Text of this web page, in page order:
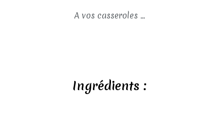
A vos casseroles ...
Ingrédients :